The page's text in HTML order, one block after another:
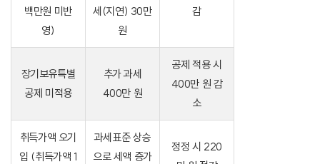
백만원 미반
영)
세(지연) 30만
원
감
장기보유특별
공제 미적용
추가 과세
400만 원
공제 적용 시
400만 원 감
소
취득가액 오기
입 (취득가액 1
과세표준 상승
으로 세액 증가
정정 시 220